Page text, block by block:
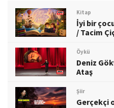
Kitap
İyi bir
/ Tacim
Öykü
Deniz
Ataş
Şiir
Gerçekçi